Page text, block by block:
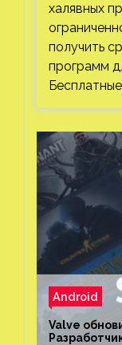
халявных
получить
программ
Android
Valve